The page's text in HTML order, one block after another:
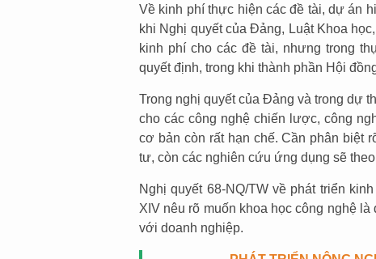
Về kinh phí thực hiện các đề tài, dự án
khi Nghị quyết của Đảng, Luật Khoa
kinh phí cho các đề tài, nhưng trong
quyết định, trong khi thành phần Hội
Trong nghị quyết của Đảng và trong dự
cho các công nghệ chiến lược, công
cơ bản còn rất hạn chế. Cần phân biệt
tư, còn các nghiên cứu ứng dụng sẽ
Nghị quyết 68-NQ/TW về phát triển
XIV nêu rõ muốn khoa học công nghệ
với doanh nghiệp.